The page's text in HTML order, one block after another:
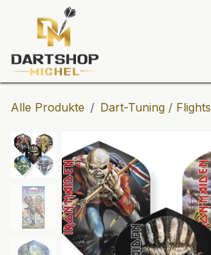
Zum Inhalt springen
Alle Produkte Dart-Tuning / Flights